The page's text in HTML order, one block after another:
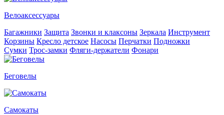
Велоаксессуары
Багажники Защита Звонки и клаксоны Зеркала Инструмент
Корзины Кресло детское Насосы Перчатки Подножки
Сумки Трос-замки Фляги-держатели Фонари
Беговелы
Самокаты